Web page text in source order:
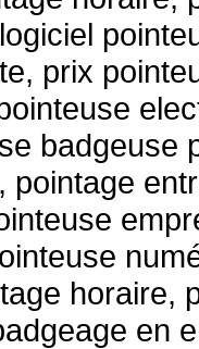
prix
badgeuse
pointage
horaire,
en